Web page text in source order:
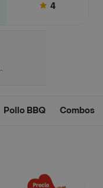
4
Pollo BBQ Combos